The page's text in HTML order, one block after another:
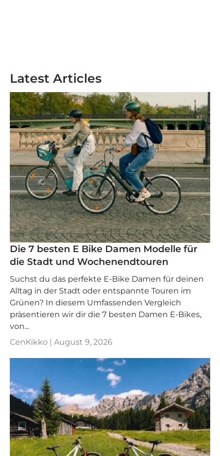
Latest Articles
Die 7 besten E Bike Damen Modelle für
die Stadt und Wochenendtouren
Suchst du das perfekte E-Bike Damen für deinen
Alltag in der Stadt oder entspannte Touren im
Grünen? In diesem Umfassenden Vergleich
präsentieren wir dir die 7 besten Damen E-Bikes,
von...
CenKikko | August 9, 2026